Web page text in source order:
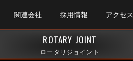
関連会社 採用情報 アクセス
ROTARY JOINT
ロータリジョイント